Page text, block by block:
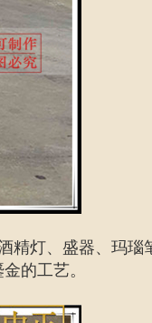
精灯、盛器、玛瑙
的工艺。